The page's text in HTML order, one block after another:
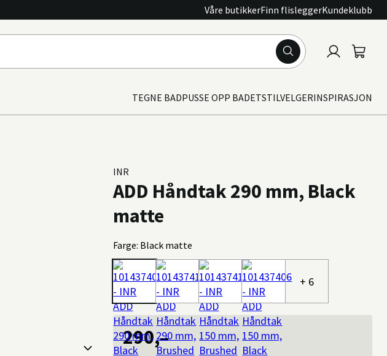
Våre butikkerFinn flisleggerKundeklubb
TEGNE BADPUSSE OPP BADETSTILVELGERINSPIRASJON
INR
ADD Håndtak 290 mm, Black
matte
Farge: Black matte
+ 6
290,–